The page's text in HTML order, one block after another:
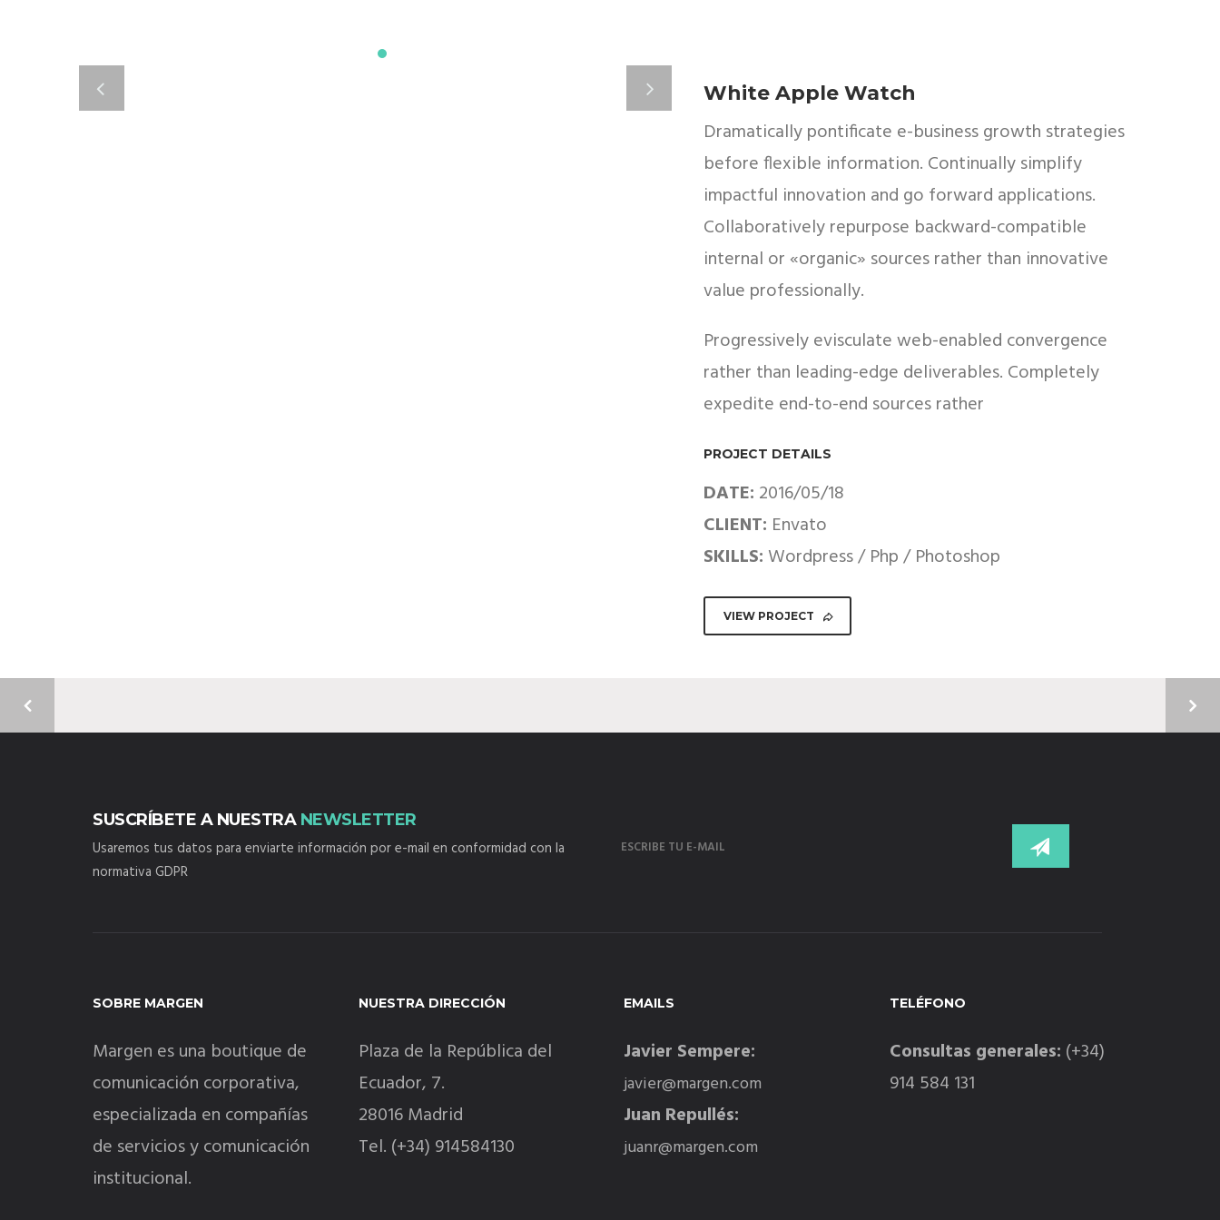
White Apple Watch
Dramatically pontificate e-business growth strategies
before flexible information. Continually simplify
impactful innovation and go forward applications.
Collaboratively repurpose backward-compatible
internal or «organic» sources rather than innovative
value professionally.
Progressively evisculate web-enabled convergence
rather than leading-edge deliverables. Completely
expedite end-to-end sources rather
PROJECT DETAILS
DATE: 2016/05/18
CLIENT: Envato
SKILLS: Wordpress / Php / Photoshop
VIEW PROJECT
SUSCRÍBETE A NUESTRA NEWSLETTER
Usaremos tus datos para enviarte información por e-mail en conformidad con la
normativa GDPR
SOBRE MARGEN
Margen es una boutique de
comunicación corporativa,
especializada en compañías
de servicios y comunicación
institucional.
NUESTRA DIRECCIÓN
Plaza de la República del
Ecuador, 7.
28016 Madrid
Tel. (+34) 914584130
EMAILS
Javier Sempere:
javier@margen.com
Juan Repullés:
juanr@margen.com
TELÉFONO
Consultas generales: (+34)
914 584 131